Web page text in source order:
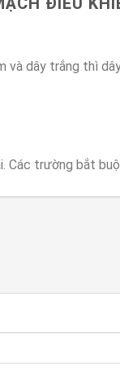
và dây trắng thì
Các trường bắt